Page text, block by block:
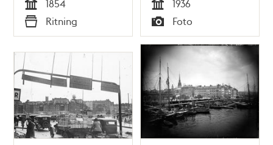
Tid
1854
Typ
Ritning Tid
1936
Typ
Foto